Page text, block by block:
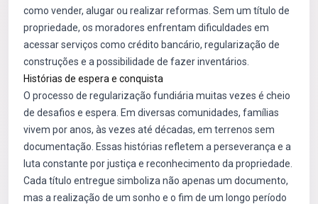
como vender, alugar ou realizar reformas. Sem um título de
propriedade, os moradores enfrentam dificuldades em
acessar serviços como crédito bancário, regularização de
construções e a possibilidade de fazer inventários.
Histórias de espera e conquista
O processo de regularização fundiária muitas vezes é cheio
de desafios e espera. Em diversas comunidades, famílias
vivem por anos, às vezes até décadas, em terrenos sem
documentação. Essas histórias refletem a perseverança e a
luta constante por justiça e reconhecimento da propriedade.
Cada título entregue simboliza não apenas um documento,
mas a realização de um sonho e o fim de um longo período